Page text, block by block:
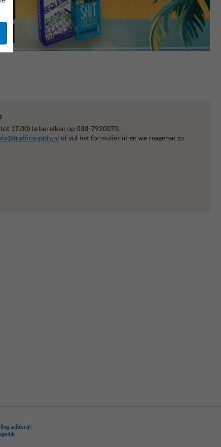
17.00) te bereiken op 038-7920070.
of vul het formulier in en we reageren zo
achteraf